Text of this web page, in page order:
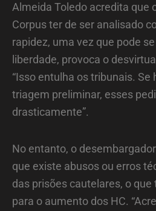
Almeida Toledo acredita que
Corpus ter de ser analisado
rapidez, uma vez que pode
liberdade, provoca o
“Isso entulha os tribunais. Se
triagem preliminar, esses
drasticamente”.
No entanto, o
que existe abusos ou erros
das prisões cautelares, o
para o aumento dos HC.